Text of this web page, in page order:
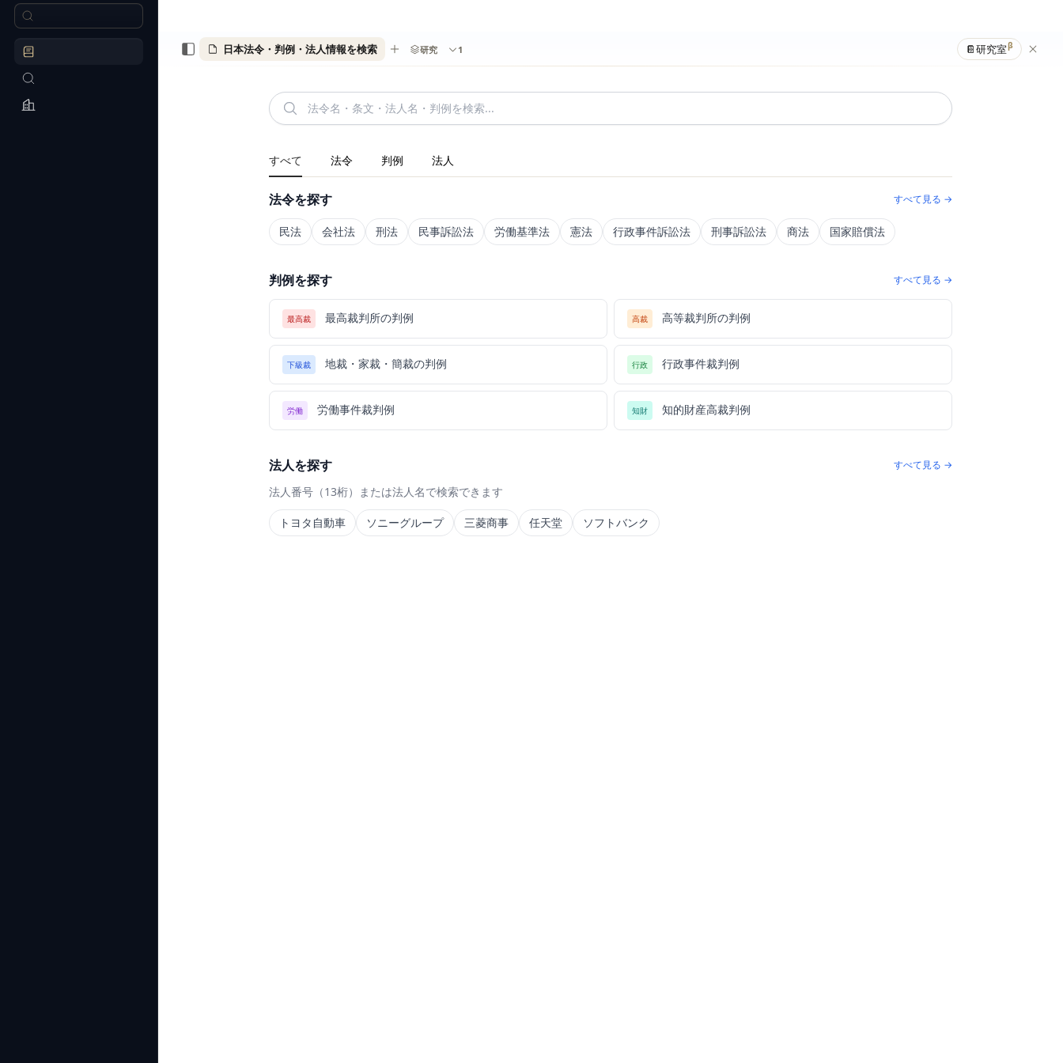
すべて 法令 判例 法人
法令を探す すべて見る →
民法 会社法 刑法 民事訴訟法 労働基準法 憲法 行政事件訴訟法 刑事訴訟法 商法 国家賠償法
判例を探す すべて見る →
最高裁 最高裁判所の判例 高裁 高等裁判所の判例
下級裁 地裁・家裁・簡裁の判例 行政 行政事件裁判例
労働 労働事件裁判例 知財 知的財産高裁判例
法人を探す すべて見る →
法人番号（13桁）または法人名で検索できます
トヨタ自動車 ソニーグループ 三菱商事 任天堂 ソフトバンク
日本法令・判例・法人情報を検索 研究 1 📔研究室β